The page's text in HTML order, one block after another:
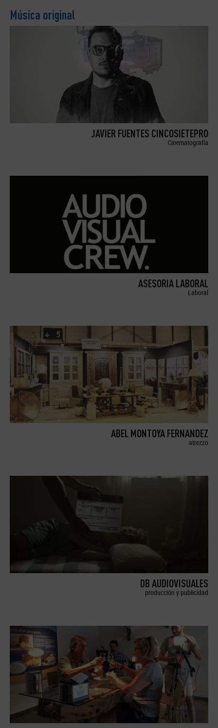
Música original
JAVIER FUENTES CINCOSIETEPRO
Cinematografía
ASESORIA LABORAL
Laboral
ABEL MONTOYA FERNANDEZ
atrezzo
DB AUDIOVISUALES
producción y publicidad